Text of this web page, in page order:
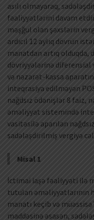
asılı olmayaraq,
fəaliyyətlərini davam
məşğul olan şəxslərin
ardıcıl 12 aylıq dövrün
manatdan artıq olduqda,
dövriyyələrinə diferensial
və nəzarət-kassa
inteqrasiya edilməyən
nağdsız ödənişlər 8 faiz,
əməliyyat sistemində
vasitəsilə aparılan
sadələşdirilmiş vergiyə
Misal 1
İctimai iaşə fəaliyyəti ilə
tutulan əməliyyatlarının
manatı keçib və
maddəsinə əsasən,